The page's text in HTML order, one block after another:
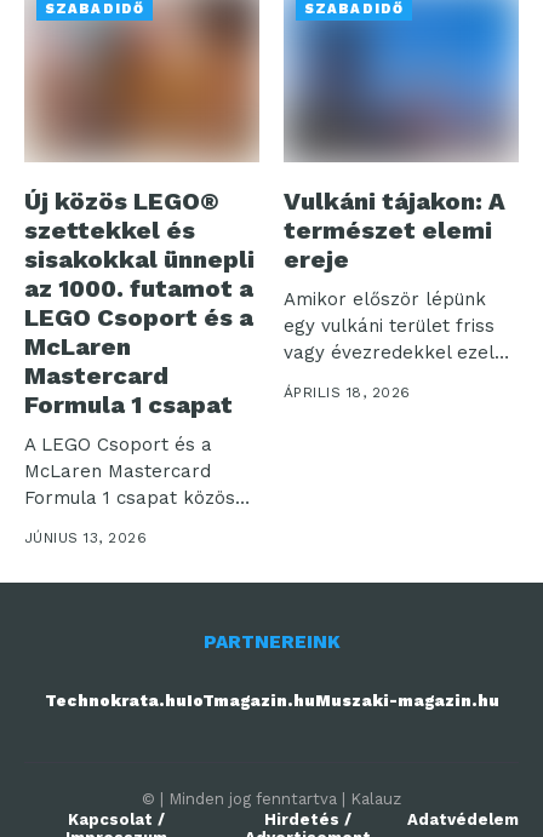
SZABADIDŐ
Új közös LEGO®
szettekkel és
sisakokkal ünnepli
az 1000. futamot a
LEGO Csoport és a
McLaren
Mastercard
Formula 1 csapat
A LEGO Csoport és a
McLaren Mastercard
Formula 1 csapat közösen
ünnepli...
JÚNIUS 13, 2026
SZABADIDŐ
Vulkáni tájakon: A
természet elemi
ereje
Amikor először lépünk
egy vulkáni terület friss
vagy évezredekkel ezelőtt
megszilárdult talajára,...
ÁPRILIS 18, 2026
PARTNEREINK
Technokrata.huIoTmagazin.huMuszaki-magazin.hu
© | Minden jog fenntartva | Kalauz
Kapcsolat /
Hirdetés /
Adatvédelem